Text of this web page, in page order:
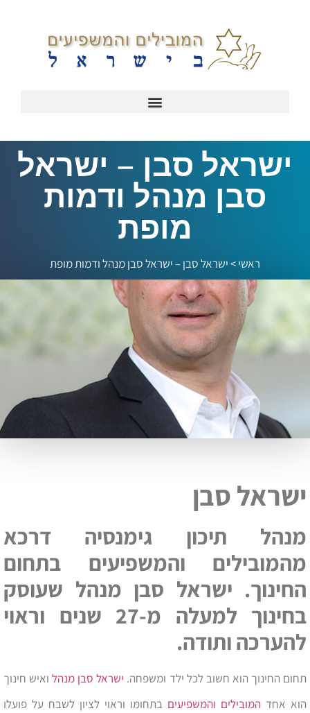
ישראל סבן – ישראל
סבן מנהל ודמות
מופת
ראשי>ישראל סבן – ישראל סבן מנהל ודמות מופת
ישראל סבן
מנהל תיכון גימנסיה דרכא
מהמובילים והמשפיעים בתחום
החינוך. ישראל סבן מנהל שעוסק
בחינוך למעלה מ-27 שנים וראוי
להערכה ותודה.
תחום החינוך הוא חשוב לכל ילד ומשפחה. ישראל סבן מנהלואיש חינוך
הוא אחד המובילים והמשפיעים בתחומו וראוי לציון לשבח על פועלו